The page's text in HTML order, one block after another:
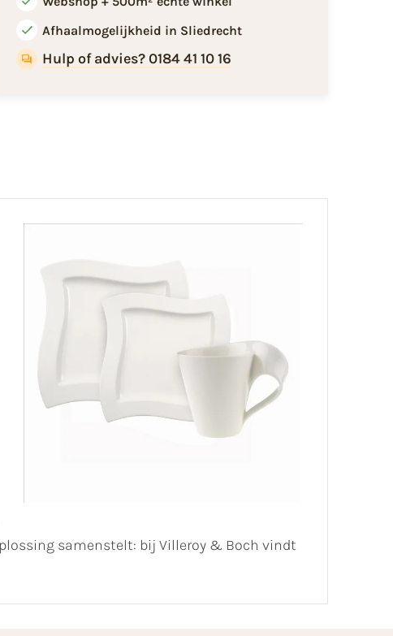
Afhaalmogelijkheid in Sliedrecht
Hulp of advies? 0184 41 10 16
samenstelt: bij Villeroy & Boch vindt